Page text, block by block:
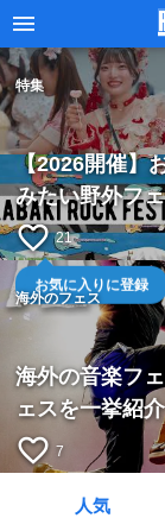
特集
【2026開催】
みたい野外フ
favorite_border 21
お気に入りに登録
海外のフェス
海外の音楽フ
ェスを一挙紹介
favorite_border 7
人気